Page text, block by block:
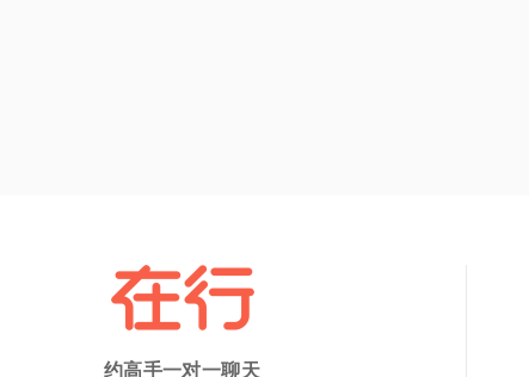
约高手一对一聊天